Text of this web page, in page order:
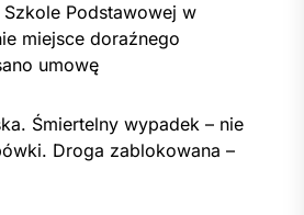
Szkole Podstawowej w
miejsce doraźnego
umowę
Śmiertelny wypadek – nie
Droga zablokowana –